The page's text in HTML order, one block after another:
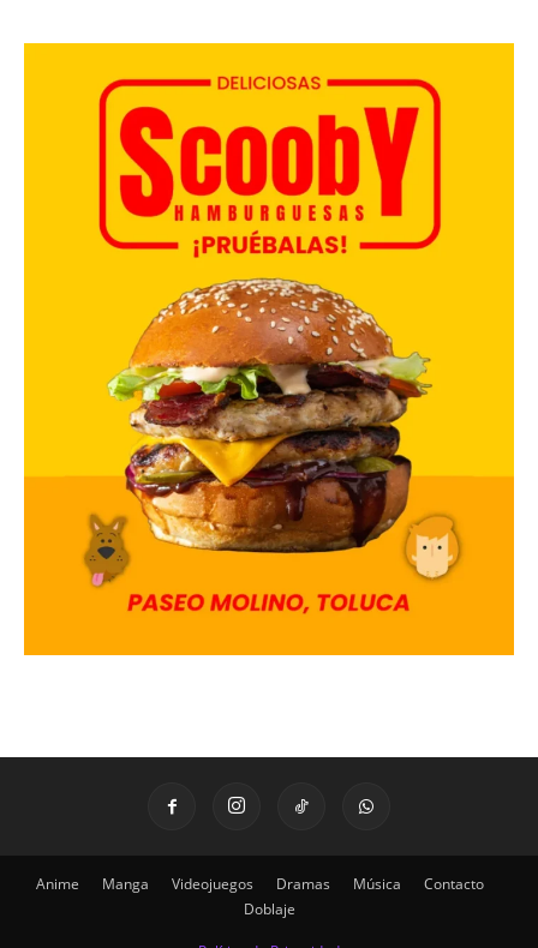
Anime Manga Videojuegos Dramas Música
Contacto
Doblaje